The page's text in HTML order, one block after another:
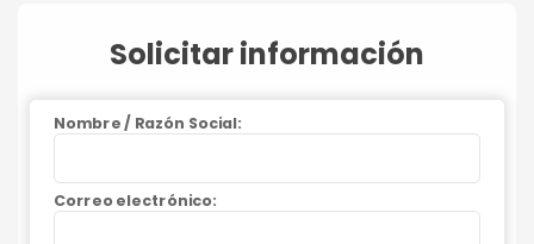
Solicitar información
Nombre / Razón Social:
Correo electrónico: